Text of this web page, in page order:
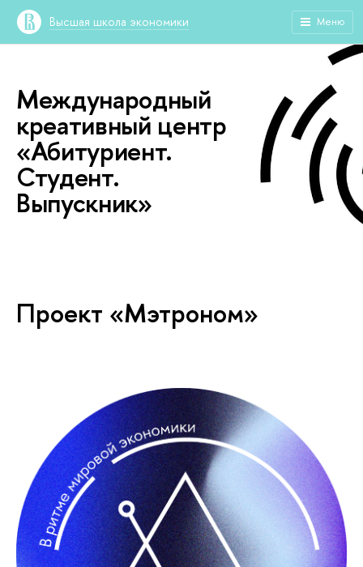
Высшая школа экономики Меню
Международный
креативный центр
«Абитуриент.
Студент.
Выпускник»
Проект «Мэтроном»